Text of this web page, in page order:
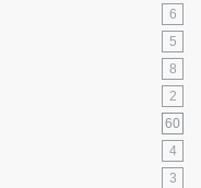
6
5
8
2
60
4
3